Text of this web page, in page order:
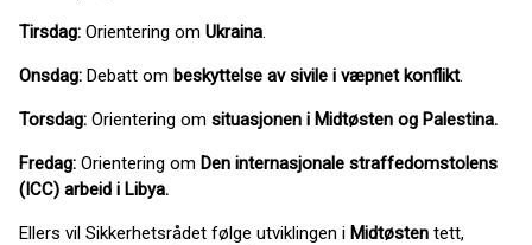
Tirsdag: Orientering om Ukraina.
Onsdag: Debatt om beskyttelse av sivile i væpnet konflikt.
Torsdag: Orientering om situasjonen i Midtøsten og Palestina.
Fredag: Orientering om Den internasjonale straffedomstolens
(ICC) arbeid i Libya.
Ellers vil Sikkerhetsrådet følge utviklingen i Midtøsten tett,